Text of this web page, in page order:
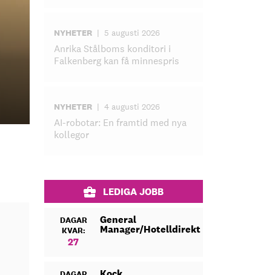
NYHETER | 5 augusti 2026
Anrika Stålboms konditori i
Falkenberg kan få minnespris
NYHETER | 4 augusti 2026
AI-robotar: En framtid med nya
kollegor
LEDIGA JOBB
DAGAR
KVAR:
27
General
Manager/Hotelldirektör